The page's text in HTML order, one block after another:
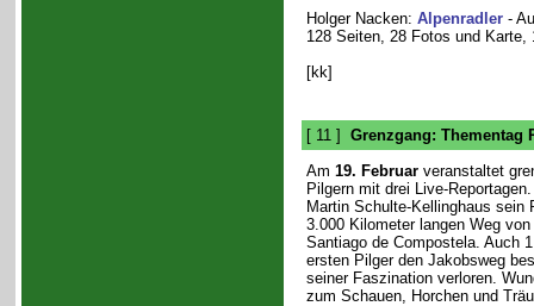
Holger Nacken: Alpenradler-
128 Seiten, 28 Fotos und Karte,
[kk]
[ 11 ] Grenzgang: Thementag
Am 19. Februarveranstaltet
Pilgern mit drei Live-
Martin Schulte-Kellinghaus sein
3.000 Kilometer langen Weg
Santiago de Compostela. Auch
ersten Pilger den Jakobsweg
seiner Faszination verloren.
zum Schauen, Horchen und